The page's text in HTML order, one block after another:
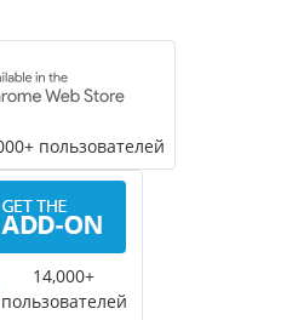
пользователей
14,000+
пользователей